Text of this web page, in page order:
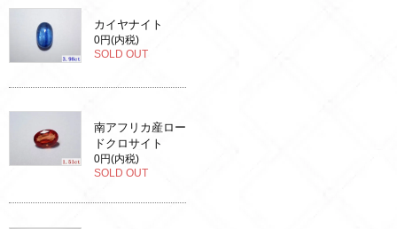
カイヤナイト
0円(内税)
SOLD OUT
南アフリカ産ロー
ドクロサイト
0円(内税)
SOLD OUT